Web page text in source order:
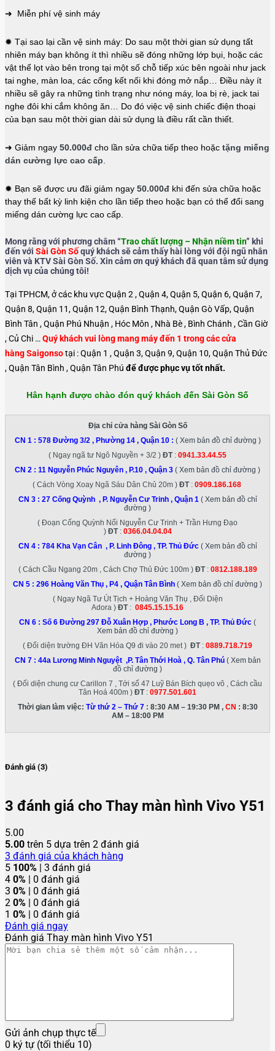
➜ Miễn phí vệ sinh máy
✹ Tại sao lại cần vệ sinh máy: Do sau một thời gian sử dụng tất
nhiên máy bạn không ít thì nhiều sẽ đóng những lớp bụi, hoặc các
vật thể lọt vào bên trong tại một số chỗ tiếp xúc bên ngoài như jack
tai nghe, màn loa, các cổng kết nối khi đóng mở nắp… Điều này ít
nhiều sẽ gây ra những tình trạng như nóng máy, loa bị rè, jack tai
nghe đôi khi cắm không ăn… Do đó việc vệ sinh chiếc điện thoại
của bạn sau một thời gian dài sử dụng là điều rất cần thiết.
➜ Giảm ngay 50.000đ cho lần sửa chữa tiếp theo hoặc tặng miếng
dán cường lực cao cấp.
✹ Bạn sẽ được ưu đãi giảm ngay 50.000đ khi đến sửa chữa hoặc
thay thế bất kỳ linh kiện cho lần tiếp theo hoặc bạn có thể đổi sang
miếng dán cường lực cao cấp.
Mong rằng với phương châm “Trao chất lượng – Nhận niềm tin” khi
đến với Sài Gòn Sốquý khách sẽ cảm thấy hài lòng với đội ngũ nhân
viên và KTV Sài Gòn Số. Xin cảm ơn quý khách đã quan tâm sử dụng
dịch vụ của chúng tôi!
Tại TPHCM, ở các khu vực Quận 2 , Quận 4, Quận 5, Quận 6, Quận 7,
Quận 8, Quận 11, Quận 12, Quận Bình Thạnh, Quận Gò Vấp, Quận
Bình Tân , Quận Phú Nhuận , Hóc Môn , Nhà Bè , Bình Chánh , Cần Giờ
, Củ Chi …Quý khách vui lòng mang máy đến 1 trong các cửa
hàng Saigonsotại : Quận 1 , Quận 3, Quận 9, Quận 10, Quận Thủ Đức
, Quận Tân Bình , Quận Tân Phú để được phục vụ tốt nhất.
Hân hạnh được chào đón quý khách đến Sài Gòn Số
Địa chỉ cửa hàng Sài Gòn Số
CN 1 : 578 Đường 3/2 , Phường 14 , Quận 10: ( Xem bản đồ chỉ đường )
( Ngay ngã tư Ngô Nguyền + 3/2 ) ĐT: 0941.33.44.55
CN 2 : 11 Nguyễn Phúc Nguyên , P.10 , Quận 3 ( Xem bản đồ chỉ đường )
( Cách Vòng Xoay Ngã Sáu Dân Chủ 20m ) ĐT: 0909.186.168
CN 3 : 27 Cống Quỳnh , P. Nguyễn Cư Trinh , Quận 1 ( Xem bản đồ chỉ
đường )
( Đoạn Cống Quỳnh Nối Nguyễn Cư Trinh + Trần Hưng Đạo
) ĐT: 0366.04.04.04
CN 4 : 784 Kha Vạn Cân , P. Linh Đông , TP. Thủ Đức( Xem bản đồ chỉ
đường )
( Cách Cầu Ngang 20m , Cách Chợ Thủ Đức 100m ) ĐT: 0812.188.189
CN 5 : 296 Hoàng Văn Thụ , P4 , Quận Tân Bình ( Xem bản đồ chỉ đường )
( Ngay Ngã Tư Út Tịch + Hoàng Văn Thụ , Đối Diện
Adora ) ĐT: 0845.15.15.16
CN 6 : Số 6 Đường 297 Đỗ Xuân Hợp , Phước Long B , TP. Thủ Đức (
Xem bản đồ chỉ đường )
( Đối diện trường ĐH Văn Hóa Q9 đi vào 20 met ) ĐT: 0889.718.719
CN 7 : 44a Lương Minh Nguyệt ,P. Tân Thới Hoà , Q. Tân Phú ( Xem bản
đồ chỉ đường )
( Đối diện chung cư Carillon 7 , Tới số 47 Luỹ Bán Bích quẹo vô , Cách cầu
Tân Hoá 400m ) ĐT: 0977.501.601
Thời gian làm việc: Từ thứ 2 – Thứ 7: 8:30 AM – 19:30 PM , CN : 8:30
AM – 18:00 PM
Đánh giá (3)
3 đánh giá cho Thay màn hình Vivo Y51
5.00
5.00 trên 5 dựa trên 2 đánh giá
3 đánh giá của khách hàng
5 100% | 3 đánh giá
4 0% | 0 đánh giá
3 0% | 0 đánh giá
2 0% | 0 đánh giá
1 0% | 0 đánh giá
Đánh giá ngay
Đánh giá Thay màn hình Vivo Y51
Gửi ảnh chụp thực tế
0 ký tự (tối thiểu 10)